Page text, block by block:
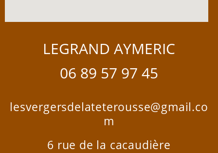
LEGRAND AYMERIC
06 89 57 97 45
lesvergersdelateterousse@gmail.co
m
6 rue de la cacaudière